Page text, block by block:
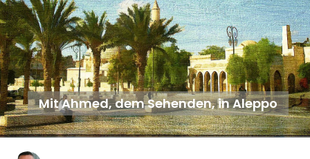
Mit Ahmed, dem Sehenden, in Aleppo